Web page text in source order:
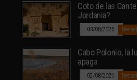
Coto de las
Jordania?
03/08/2026
Cabo Polonio, la
apaga
02/08/2026